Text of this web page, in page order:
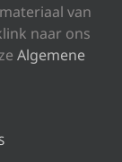
van
naar ons
Algemene